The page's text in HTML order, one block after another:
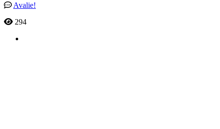
Avalie!
294